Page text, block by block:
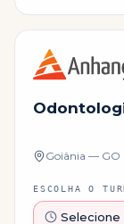
Goiânia — GO
ESCOLHA O